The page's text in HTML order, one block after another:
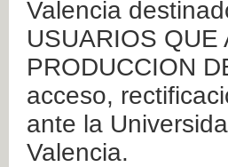
Valencia
USUARIOS QUE
PRODUCCION
acceso,
ante la
Valencia.